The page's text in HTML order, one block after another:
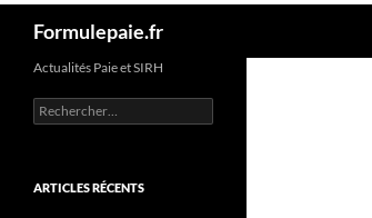
Formulepaie.fr
Actualités Paie et SIRH
Rechercher :
ARTICLES RÉCENTS